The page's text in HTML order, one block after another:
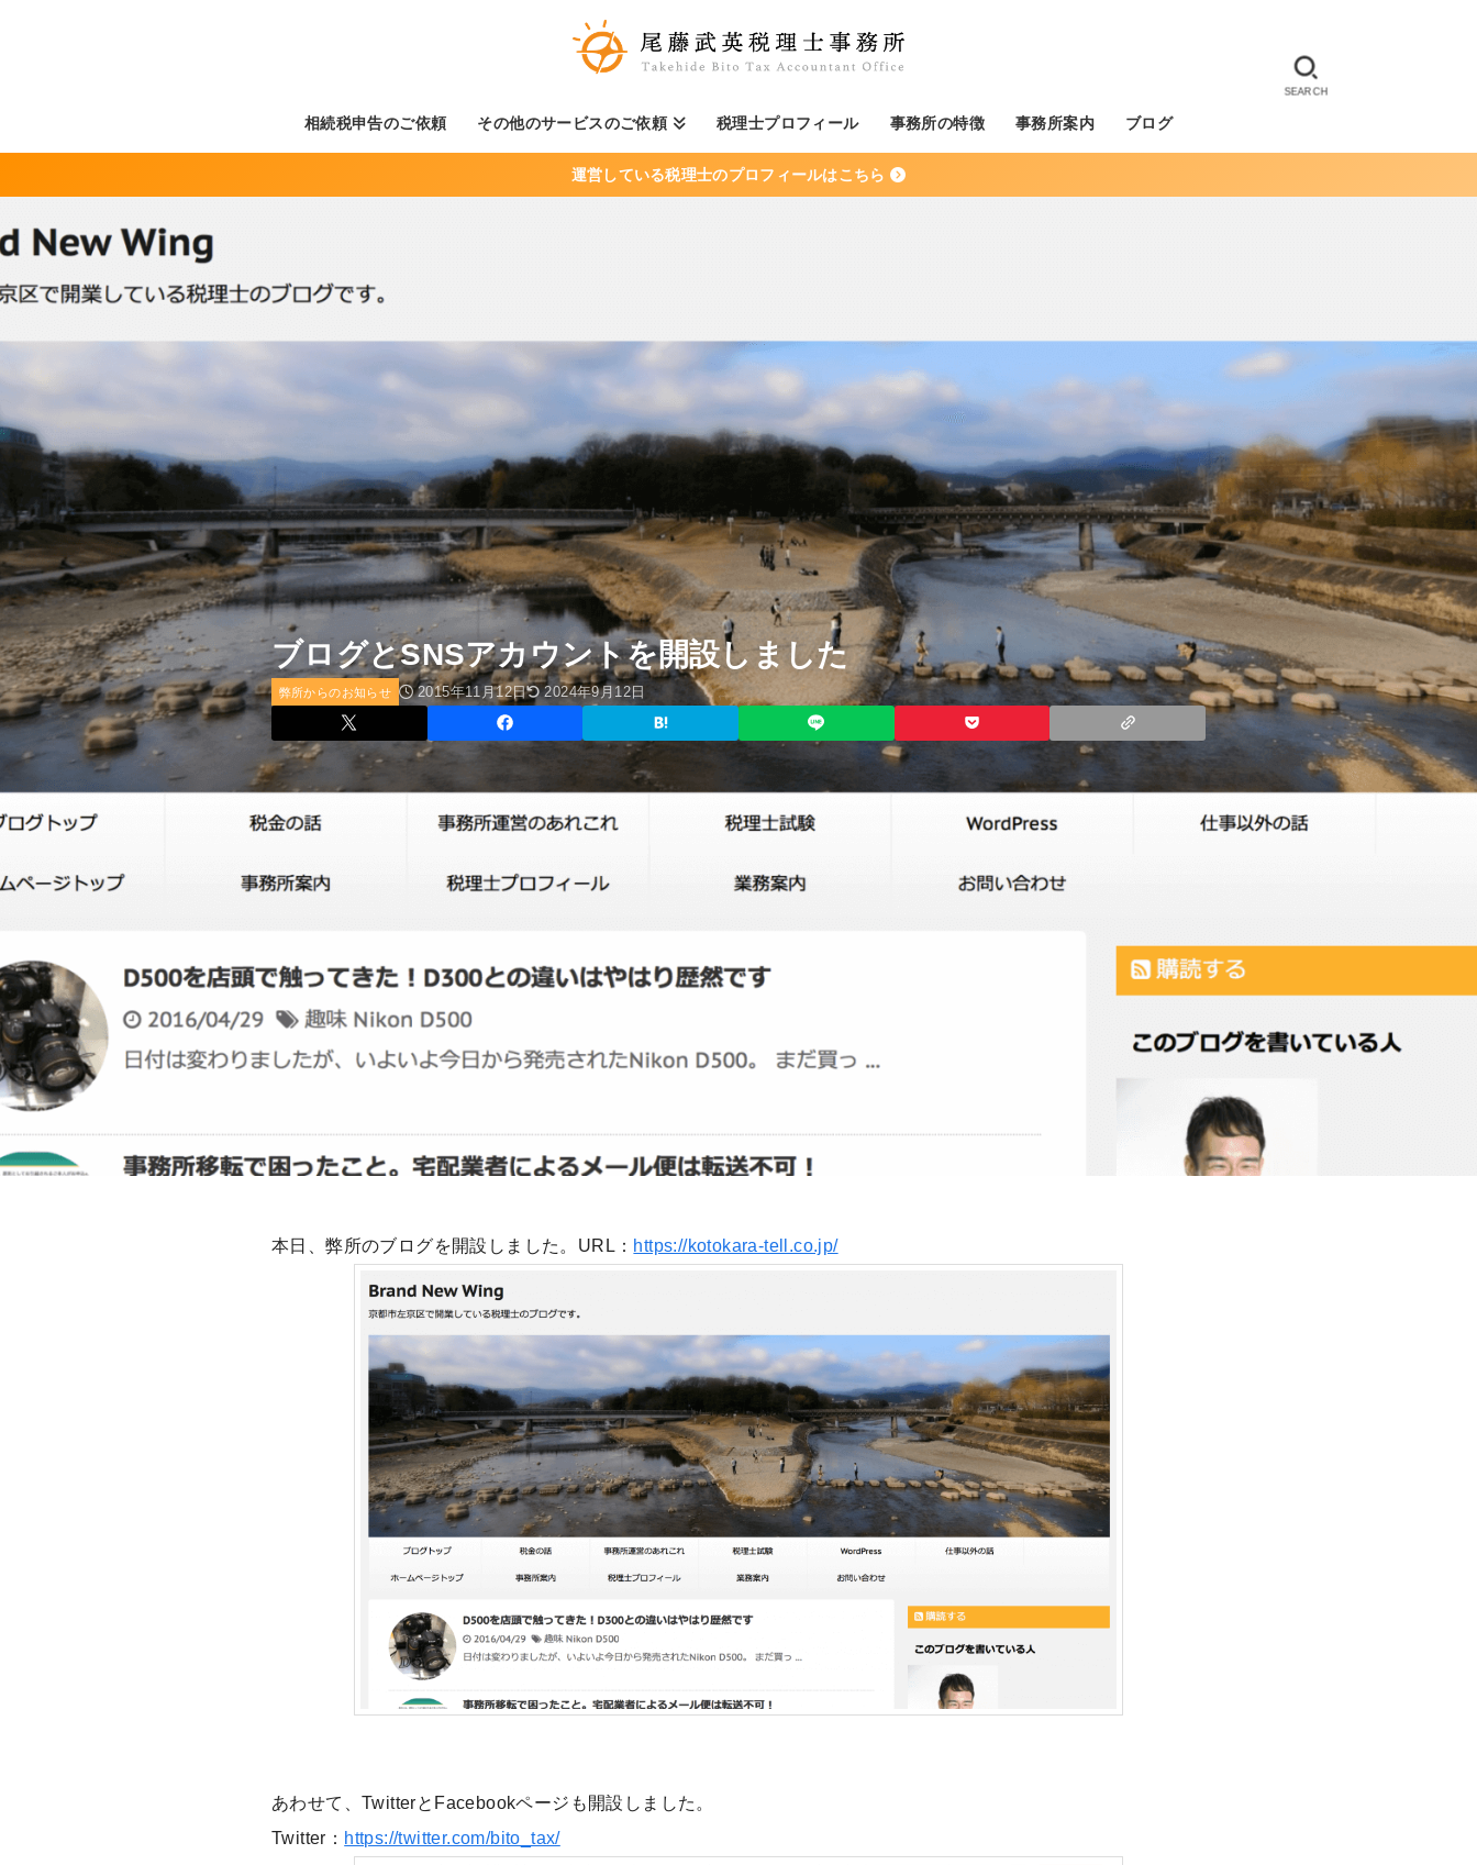
相続税申告のご依頼 その他のサービスのご依頼 税理士プロフィール 事務所の特徴 事務所案内 ブログ
SEARCH
運営している税理士のプロフィールはこちら
ブログとSNSアカウントを開設しました
弊所からのお知らせ 2015年11月12日 2024年9月12日
本日、弊所のブログを開設しました。URL： https://kotokara-tell.co.jp/
あわせて、TwitterとFacebookページも開設しました。
Twitter： https://twitter.com/bito_tax/